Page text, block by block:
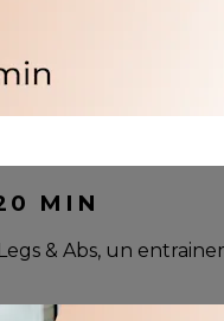
MIN
& Abs, un